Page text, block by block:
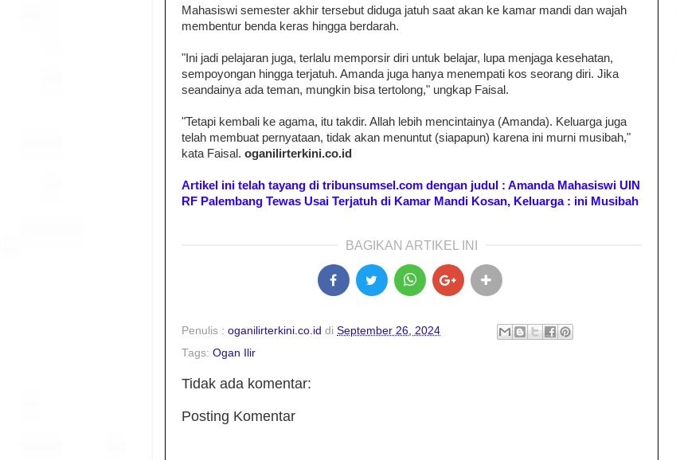
Mahasiswi semester akhir tersebut diduga jatuh saat akan ke kamar mandi dan wajah
membentur benda keras hingga berdarah.
"Ini jadi pelajaran juga, terlalu memporsir diri untuk belajar, lupa menjaga kesehatan,
sempoyongan hingga terjatuh. Amanda juga hanya menempati kos seorang diri. Jika
seandainya ada teman, mungkin bisa tertolong," ungkap Faisal.
"Tetapi kembali ke agama, itu takdir. Allah lebih mencintainya (Amanda). Keluarga juga
telah membuat pernyataan, tidak akan menuntut (siapapun) karena ini murni musibah,"
kata Faisal. oganilirterkini.co.id
Artikel ini telah tayang di tribunsumsel.com dengan judul : Amanda Mahasiswi UIN
RF Palembang Tewas Usai Terjatuh di Kamar Mandi Kosan, Keluarga : ini Musibah
BAGIKAN ARTIKEL INI
Penulis : oganilirterkini.co.id di September 26, 2024
Tags: Ogan Ilir
Tidak ada komentar:
Posting Komentar